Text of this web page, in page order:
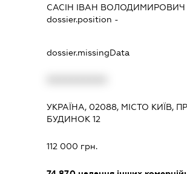
САСІН ІВАН ВОЛОДИМИРОВИЧ
dossier.position -
dossier.missingData
УКРАЇНА, 02088, МІСТО КИЇВ,
БУДИНОК 12
112 000 грн.